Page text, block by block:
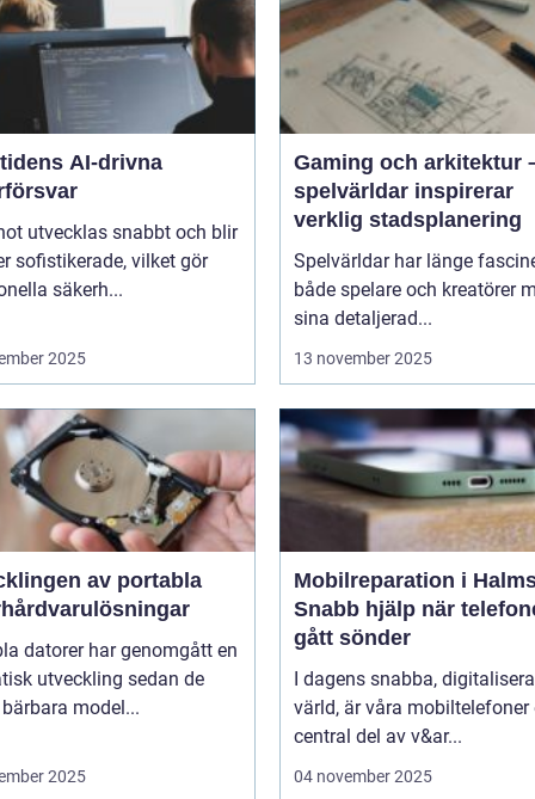
AI-drivna
utvecklas snabbt och blir
sofistikerade, vilket gör
säkerh...
2025
Gaming och arkitektur
spelvärldar inspirerar
verklig stadsplanering
Spelvärldar har länge
både spelare och kreatörer
sina detaljerad...
13 november 2025
av portabla
datorer har genomgått en
utveckling sedan de
model...
2025
Mobilreparation i
Snabb hjälp när
gått sönder
I dagens snabba,
värld, är våra mobiltelefoner
central del av v&ar...
04 november 2025